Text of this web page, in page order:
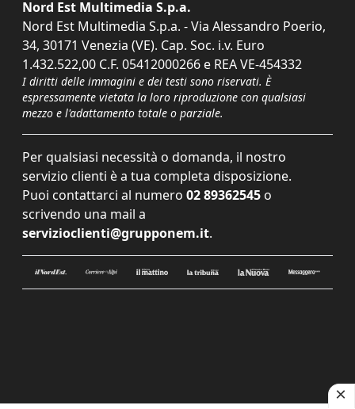
Nord Est Multimedia S.p.a.
Nord Est Multimedia S.p.a. - Via Alessandro Poerio,
34, 30171 Venezia (VE). Cap. Soc. i.v. Euro
1.432.522,00 C.F. 05412000266 e REA VE-454332
I diritti delle immagini e dei testi sono riservati. È
espressamente vietata la loro riproduzione con qualsiasi
mezzo e l'adattamento totale o parziale.
Per qualsiasi necessità o domanda, il nostro
servizio clienti è a tua completa disposizione.
Puoi contattarci al numero 02 89362545 o
scrivendo una mail a
servizioclienti@grupponem.it.